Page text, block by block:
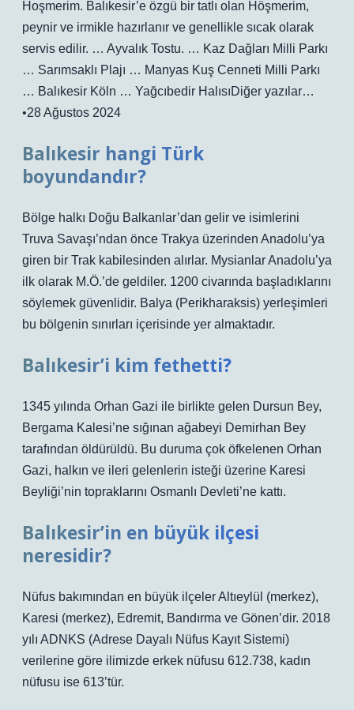
Hoşmerim. Balıkesir’e özgü bir tatlı olan Höşmerim,
peynir ve irmikle hazırlanır ve genellikle sıcak olarak
servis edilir. … Ayvalık Tostu. … Kaz Dağları Milli Parkı
… Sarımsaklı Plajı … Manyas Kuş Cenneti Milli Parkı
… Balıkesir Köln … Yağcıbedir HalısıDiğer yazılar…
•28 Ağustos 2024
Balıkesir hangi Türk
boyundandır?
Bölge halkı Doğu Balkanlar’dan gelir ve isimlerini
Truva Savaşı’ndan önce Trakya üzerinden Anadolu’ya
giren bir Trak kabilesinden alırlar. Mysianlar Anadolu’ya
ilk olarak M.Ö.’de geldiler. 1200 civarında başladıklarını
söylemek güvenlidir. Balya (Perikharaksis) yerleşimleri
bu bölgenin sınırları içerisinde yer almaktadır.
Balıkesir’i kim fethetti?
1345 yılında Orhan Gazi ile birlikte gelen Dursun Bey,
Bergama Kalesi’ne sığınan ağabeyi Demirhan Bey
tarafından öldürüldü. Bu duruma çok öfkelenen Orhan
Gazi, halkın ve ileri gelenlerin isteği üzerine Karesi
Beyliği’nin topraklarını Osmanlı Devleti’ne kattı.
Balıkesir’in en büyük ilçesi
neresidir?
Nüfus bakımından en büyük ilçeler Altıeylül (merkez),
Karesi (merkez), Edremit, Bandırma ve Gönen’dir. 2018
yılı ADNKS (Adrese Dayalı Nüfus Kayıt Sistemi)
verilerine göre ilimizde erkek nüfusu 612.738, kadın
nüfusu ise 613’tür.